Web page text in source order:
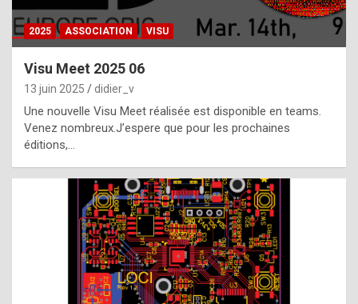
t
t
e
b
e
s
t
p
2025 ASSOCIATION VISU
Visu Meet 2025 06
13 juin 2025 didier_v
Une nouvelle Visu Meet réalisée est disponible en teams.
Venez nombreux.J’espere que pour les prochaines
éditions,…